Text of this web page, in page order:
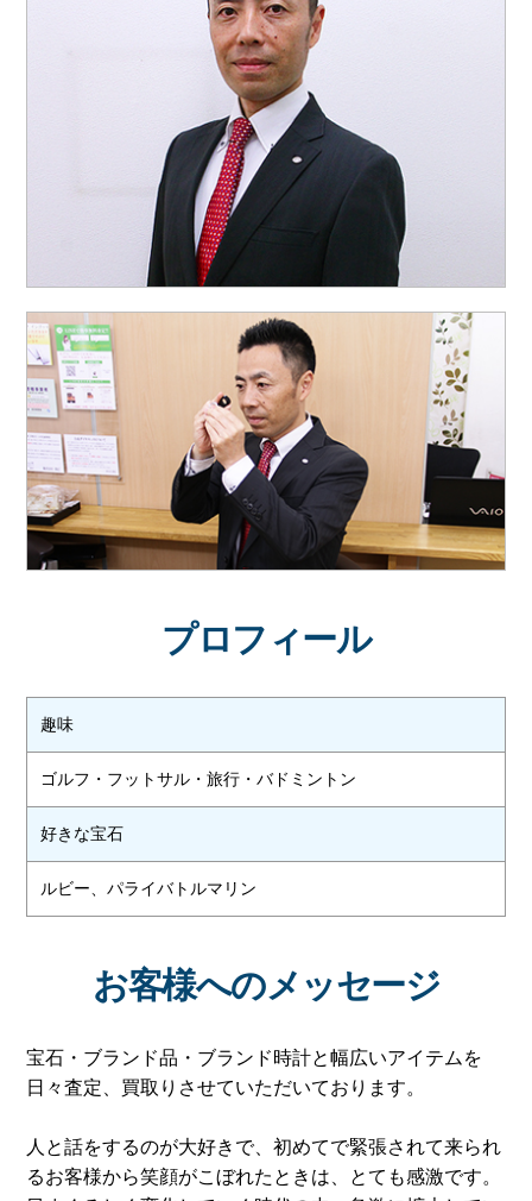
プロフィール
趣味
ゴルフ・フットサル・旅行・バドミントン
好きな宝石
ルビー、パライバトルマリン
お客様へのメッセージ
宝石・ブランド品・ブランド時計と幅広いアイテムを
日々査定、買取りさせていただいております。
人と話をするのが大好きで、初めてで緊張されて来られ
るお客様から笑顔がこぼれたときは、とても感激です。